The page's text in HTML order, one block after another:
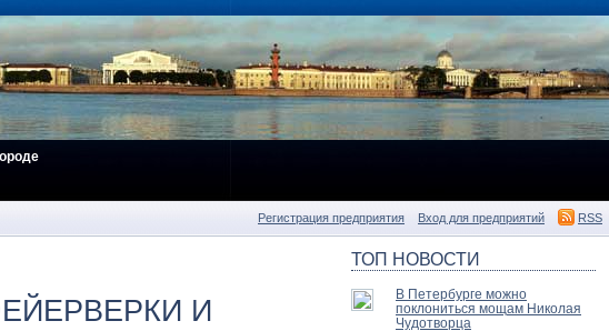
Регистрация предприятия Вход для предприятий RSS
И
ТОП НОВОСТИ
В Петербурге можно
поклониться мощам Николая
Чудотворца